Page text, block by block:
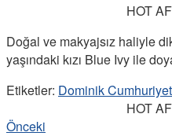
HOT
Doğal ve makyajsız haliyle
yaşındaki kızı Blue Ivy ile
Etiketler: Dominik
HOT
Önceki